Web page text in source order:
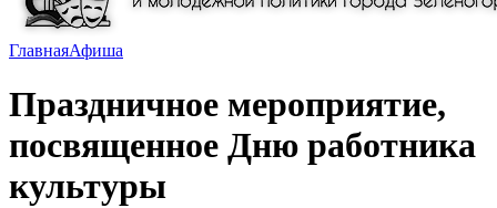
ГлавнаяАфиша
Праздничное мероприятие,
посвященное Дню работника
культуры